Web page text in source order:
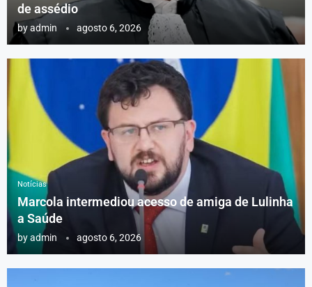
de assédio
byadmin agosto 6, 2026
Notícias
Marcola intermediou acesso de amiga de Lulinha
a Saúde
byadmin agosto 6, 2026